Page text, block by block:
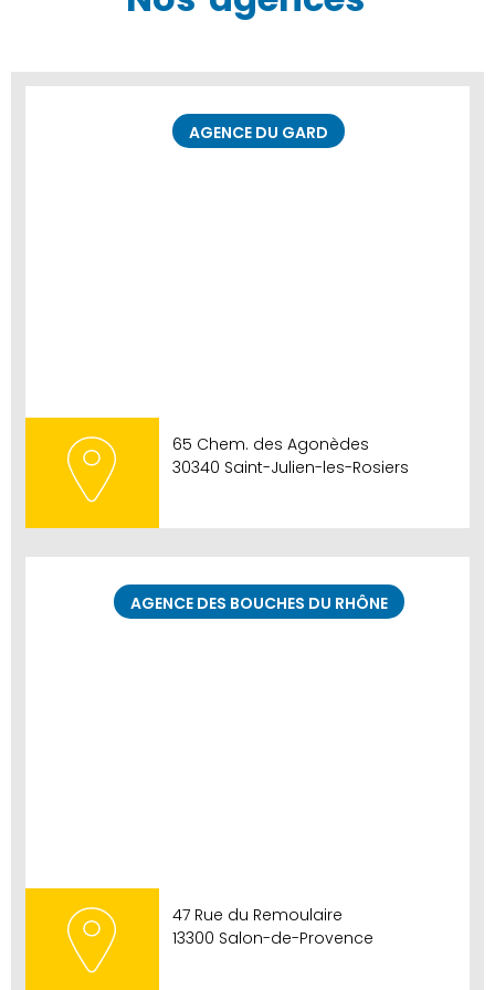
AGENCE DU GARD
65 Chem. des Agonèdes
30340 Saint-Julien-les-Rosiers
AGENCE DES BOUCHES DU RHÔNE
47 Rue du Remoulaire
13300 Salon-de-Provence